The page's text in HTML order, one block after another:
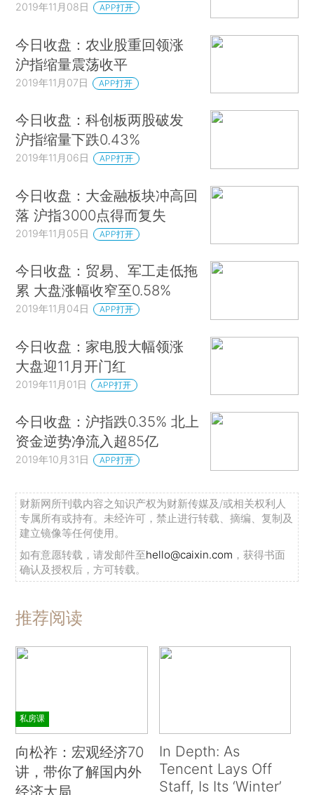
2019年11月08日 APP打开
今日收盘：农业股重回领涨
沪指缩量震荡收平
2019年11月07日 APP打开
今日收盘：科创板两股破发
沪指缩量下跌0.43%
2019年11月06日 APP打开
今日收盘：大金融板块冲高回
落 沪指3000点得而复失
2019年11月05日 APP打开
今日收盘：贸易、军工走低拖
累 大盘涨幅收窄至0.58%
2019年11月04日 APP打开
今日收盘：家电股大幅领涨
大盘迎11月开门红
2019年11月01日 APP打开
今日收盘：沪指跌0.35% 北上
资金逆势净流入超85亿
2019年10月31日 APP打开
财新网所刊载内容之知识产权为财新传媒及/或相关权利人
专属所有或持有。未经许可，禁止进行转载、摘编、复制及
建立镜像等任何使用。
如有意愿转载，请发邮件至hello@caixin.com ，获得书面
确认及授权后，方可转载。
推荐阅读
私房课
向松祚：宏观经济70
讲，带你了解国内外
经济大局
In Depth: As
Tencent Lays Off
Staff, Is Its ‘Winter’